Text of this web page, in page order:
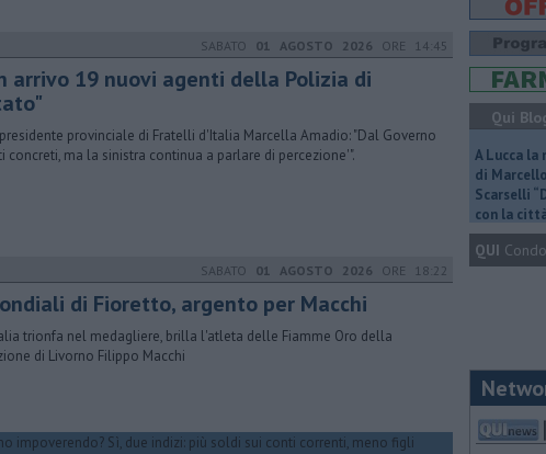
SABATO 01 AGOSTO 2026 ORE 14:45
arrivo 19 nuovi agenti della Polizia di
provinciale di Fratelli d'Italia Marcella Amadio: "Dal Governo
concreti, ma la sinistra continua a parlare di percezione'".
SABATO 01 AGOSTO 2026 ORE 18:22
di Fioretto, argento per Macchi
trionfa nel medagliere, brilla l'atleta delle Fiamme Oro della
di Livorno Filippo Macchi
Qui
A Lucca la
di Marcello
Scarselli
con la
QUI